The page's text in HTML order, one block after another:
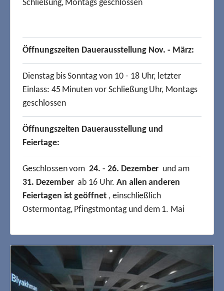
Schließung, Montags geschlossen
Öffnungszeiten Dauerausstellung Nov. - März:
Dienstag bis Sonntag von 10 - 18 Uhr, letzter
Einlass: 45 Minuten vor Schließung Uhr, Montags
geschlossen
Öffnungszeiten Dauerausstellung und
Feiertage:
Geschlossen vom24. - 26. Dezember und am
31. Dezemberab 16 Uhr. An allen anderen
Feiertagen ist geöffnet, einschließlich
Ostermontag, Pfingstmontag und dem 1. Mai